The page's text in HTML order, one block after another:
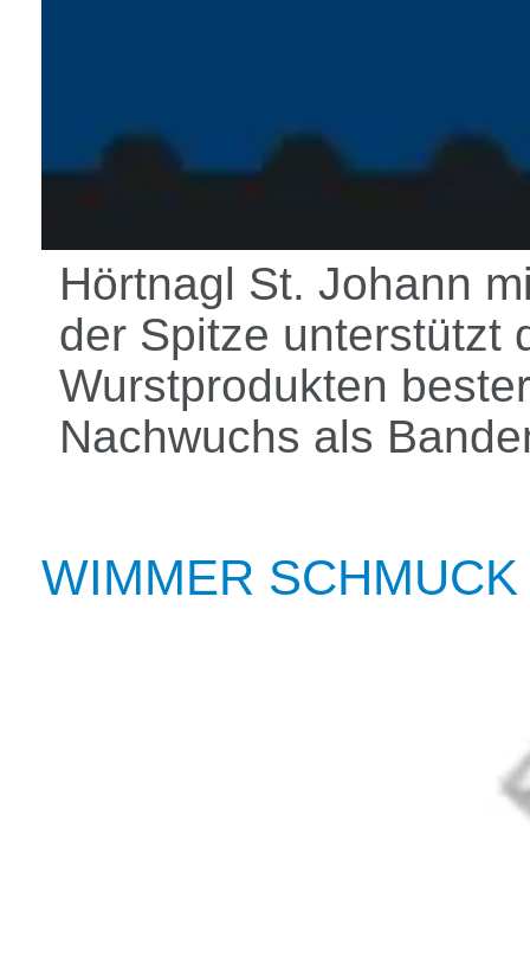
Hörtnagl St. Johann
der Spitze unterstützt
Wurstprodukten
Nachwuchs als
WIMMER